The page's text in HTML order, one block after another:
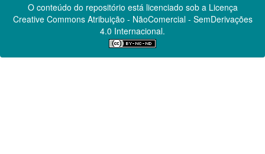
O conteúdo do repositório está licenciado sob a Licença
Creative CommonsAtribuição - NãoComercial - SemDerivações
4.0 Internacional.